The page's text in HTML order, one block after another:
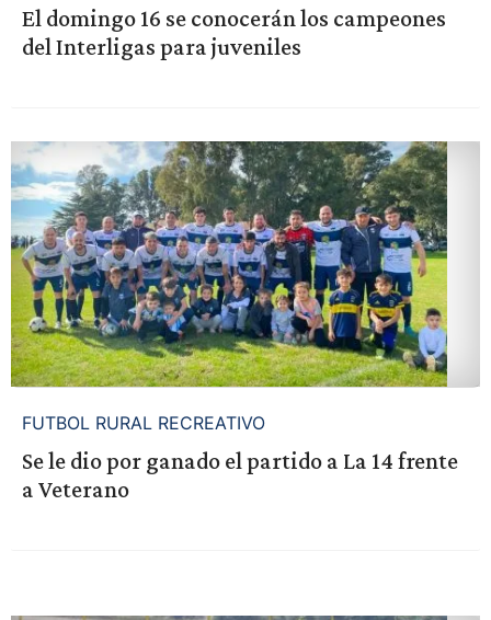
El domingo 16 se conocerán los campeones
del Interligas para juveniles
FUTBOL RURAL RECREATIVO
Se le dio por ganado el partido a La 14 frente
a Veterano